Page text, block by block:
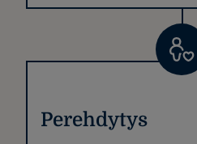
Perehdytys